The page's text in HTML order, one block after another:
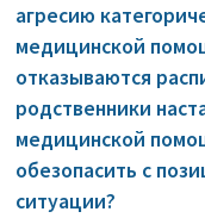
агресию
медицинской
отказываются
родственники
медицинской
обезопасить с
ситуации?